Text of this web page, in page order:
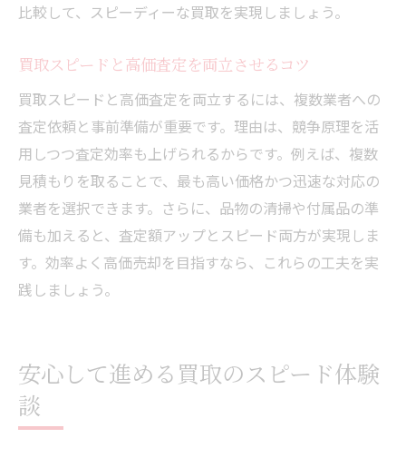
比較して、スピーディーな買取を実現しましょう。
買取スピードと高価査定を両立させるコツ
買取スピードと高価査定を両立するには、複数業者への
査定依頼と事前準備が重要です。理由は、競争原理を活
用しつつ査定効率も上げられるからです。例えば、複数
見積もりを取ることで、最も高い価格かつ迅速な対応の
業者を選択できます。さらに、品物の清掃や付属品の準
備も加えると、査定額アップとスピード両方が実現しま
す。効率よく高価売却を目指すなら、これらの工夫を実
践しましょう。
安心して進める買取のスピード体験
談